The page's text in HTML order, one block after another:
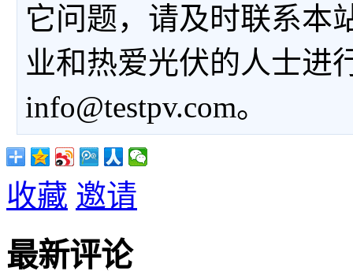
它问题，请及时联系本
业和热爱光伏的人士进
info@testpv.com。
收藏 邀请
最新评论